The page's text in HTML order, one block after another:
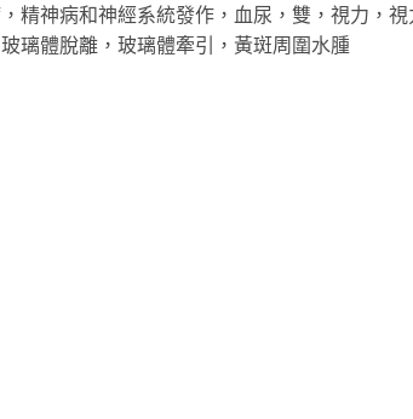
精神病和神經系統發作，血尿，雙，視力，
璃體脫離，玻璃體牽引，黃斑周圍水腫